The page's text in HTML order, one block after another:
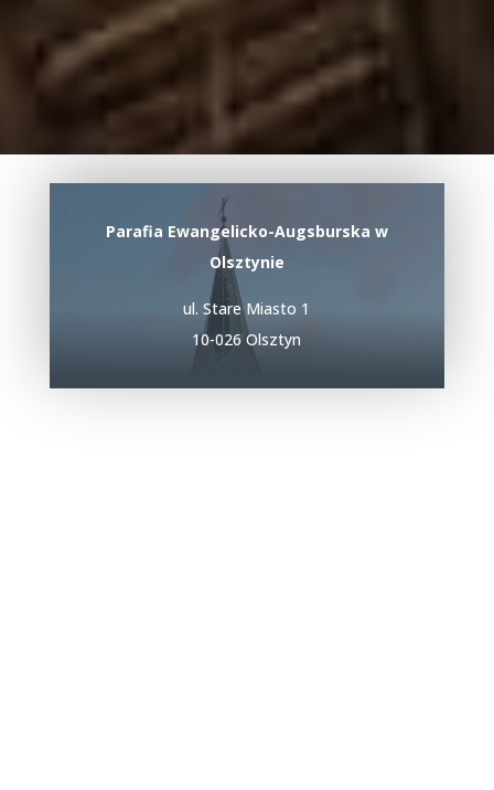
jedynie Słowo
Parafia Ewangelicko-Augsburska w
Olsztynie
ul. Stare Miasto 1
10-026 Olsztyn